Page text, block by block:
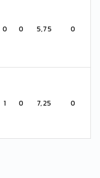
0 0 5,75 0
1 0 7,25 0